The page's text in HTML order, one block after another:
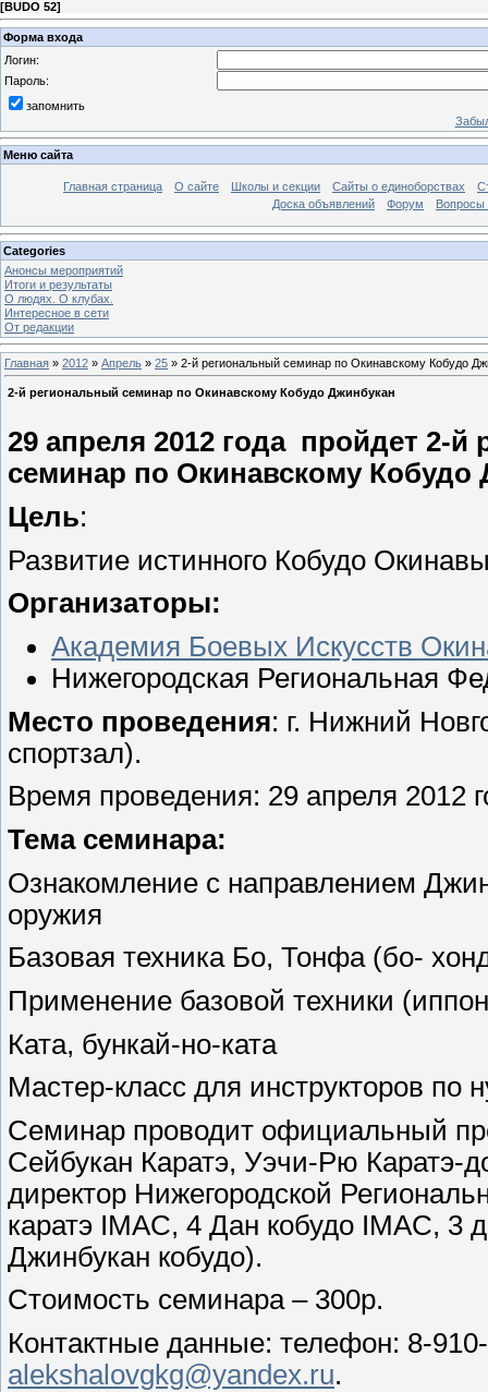
[BUDO 52]
Форма входа
Логин:
Пароль:
запомнить
Меню сайта
Главная страница О сайте Школы и секции Сайты о единоборствах
Доска объявлений
Форум Вопросы
Categories
Анонсы мероприятий
Итоги и результаты
О людях. О клубах.
Интересное в сети
От редакции
Главная » 2012 » Апрель » 25 » 2-й региональный семинар по Окинавскому Кобудо
2-й региональный семинар по Окинавскому Кобудо Джинбукан
29 апреля 2012 года пройдет 2-й
семинар по Окинавскому Кобудо
Цель:
Развитие истинного Кобудо
Организаторы:
Академия Боевых Искусств
Нижегородская Региональная
Место проведения: г. Нижний
спортзал).
Время проведения: 29 апреля 2012
Тема семинара:
Ознакомление с направлением
оружия
Базовая техника Бо, Тонфа (бо-
Применение базовой техники
Ката, бункай-но-ката
Мастер-класс для инструкторов по
Семинар проводит официальный
Сейбукан Каратэ, Уэчи-Рю Каратэ-
директор Нижегородской
каратэ IMAC, 4 Дан кобудо IMAC,
Джинбукан кобудо).
Стоимость семинара – 300р.
Контактные данные: телефон: 8-
alekshalovgkg@yandex.ru.